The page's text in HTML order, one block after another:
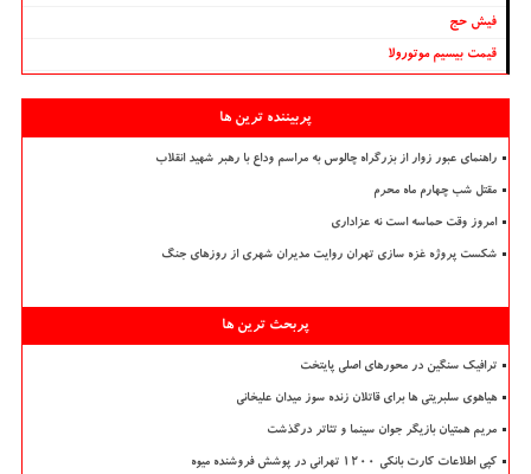
فیش حج
قیمت بیسیم موتورولا
پربیننده ترین ها
راهنمای عبور زوار از بزرگراه چالوس به مراسم وداع با رهبر شهید انقلاب
مقتل شب چهارم ماه محرم
امروز وقت حماسه است نه عزاداری
شکست پروژه غزه سازی تهران روایت مدیران شهری از روزهای جنگ
پربحث ترین ها
ترافیک سنگین در محورهای اصلی پایتخت
هیاهوی سلبریتی ها برای قاتلان زنده سوز میدان علیخانی
مریم همتیان بازیگر جوان سینما و تئاتر درگذشت
کپی اطلاعات کارت بانکی ۱۲۰۰ تهرانی در پوشش فروشنده میوه